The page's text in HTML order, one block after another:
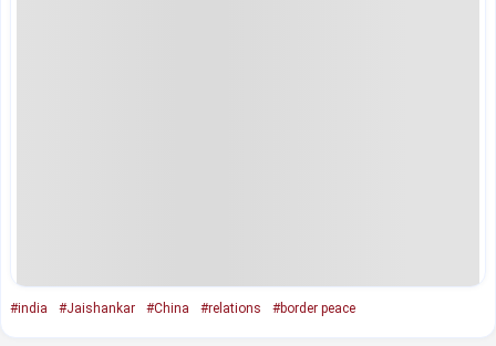
#india #Jaishankar #China #relations #border peace